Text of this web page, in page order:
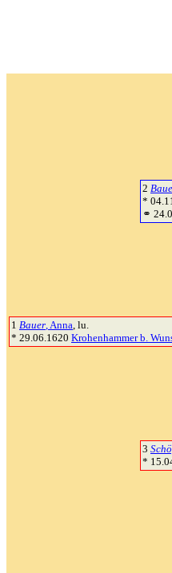
2
*
⚭
1 Bauer, Anna, lu.
* 29.06.1620 Krohenhammer b.
3
*